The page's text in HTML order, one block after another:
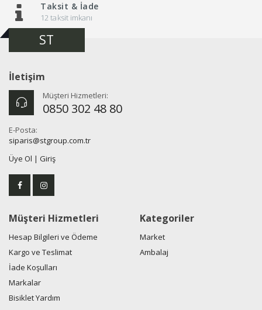
Taksit & İade
12 taksit imkanı
ST
İletişim
Müşteri Hizmetleri:
0850 302 48 80
E-Posta:
siparis@stgroup.com.tr
Üye Ol | Giriş
Müşteri Hizmetleri
Hesap Bilgileri ve Ödeme
Kargo ve Teslimat
İade Koşulları
Markalar
Bisiklet Yardım
Kategoriler
Market
Ambalaj